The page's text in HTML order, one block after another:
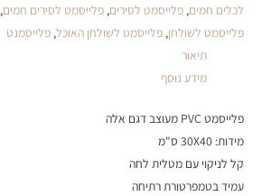
לכלים חמים, פלייסמט לסירים, פלייסמט לסירים חמים,
פלייסמט לשולחן, פלייסמט לשולחן האוכל, פלייסמנט
תיאור
מידע נוסף
פלייסמט PVC מעוצב דגם אלה
מידות: 30X40 ס"מ
קל לניקוי עם מטלית לחה
עמיד בטמפרטורת רתיחה